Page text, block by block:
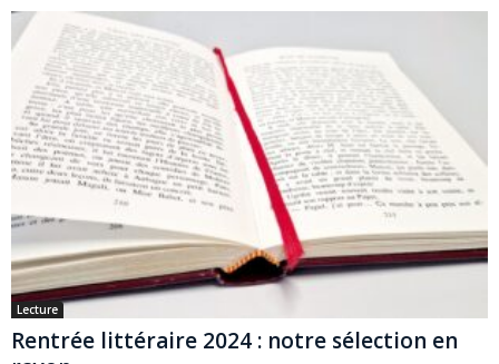
Lecture
Rentrée littéraire 2024 : notre sélection en